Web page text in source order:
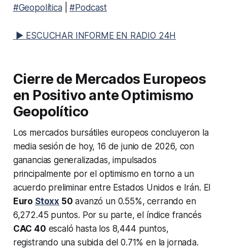
#Geopolítica|#Podcast
▶ ESCUCHAR INFORME EN RADIO 24H
Cierre de Mercados Europeos
en Positivo ante Optimismo
Geopolítico
Los mercados bursátiles europeos concluyeron la
media sesión de hoy, 16 de junio de 2026, con
ganancias generalizadas, impulsados
principalmente por el optimismo en torno a un
acuerdo preliminar entre Estados Unidos e Irán. El
Euro Stoxx 50 avanzó un 0.55%, cerrando en
6,272.45 puntos. Por su parte, el índice francés
CAC 40 escaló hasta los 8,444 puntos,
registrando una subida del 0.71% en la jornada.